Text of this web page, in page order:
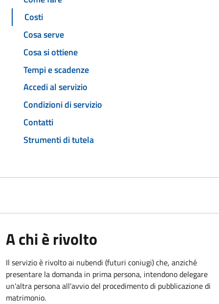
Costi
Cosa serve
Cosa si ottiene
Tempi e scadenze
Accedi al servizio
Condizioni di servizio
Contatti
Strumenti di tutela
A chi è rivolto
Il servizio è rivolto ai nubendi (futuri coniugi) che, anziché
presentare la domanda in prima persona, intendono delegare
un'altra persona all'avvio del procedimento di pubblicazione di
matrimonio.